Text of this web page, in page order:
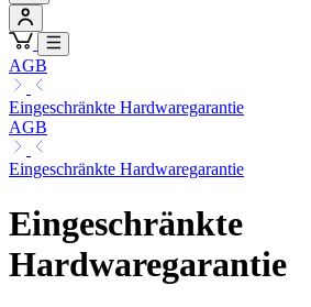
AGB
Eingeschränkte Hardwaregarantie
AGB
Eingeschränkte Hardwaregarantie
Eingeschränkte
Hardwaregarantie